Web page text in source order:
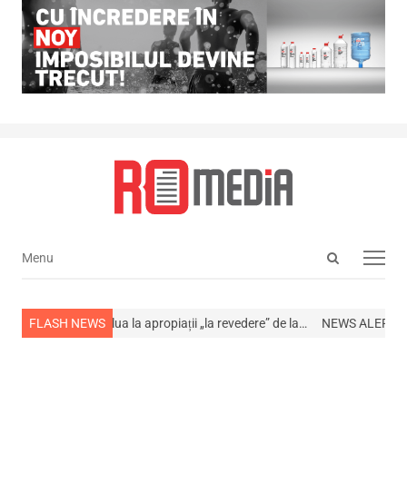
Open
Menu
Menu
FLASH NEWS
Cum își pot lua la apropiații „la revedere” de la… NEWS ALERT! A